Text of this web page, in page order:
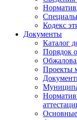
Кодекс
Документы
Каталог
Порядок
Проекты